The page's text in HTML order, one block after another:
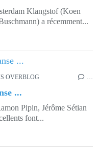
Klangstof (Koen
a récemment...
OVERBLOG …
...
Pipin, Jérôme Sétian
font...